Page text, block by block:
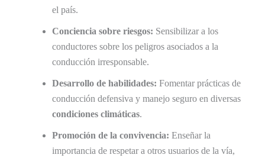
el país.
Conciencia sobre riesgos: Sensibilizar a los
conductores sobre los peligros asociados a la
conducción irresponsable.
Desarrollo de habilidades: Fomentar prácticas de
conducción defensiva y manejo seguro en diversas
condiciones climáticas.
Promoción de la convivencia: Enseñar la
importancia de respetar a otros usuarios de la vía,